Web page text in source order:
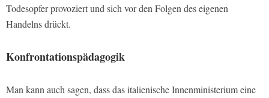
Todesopfer provoziert und sich vor den Folgen des eigenen
Handelns drückt.
Konfrontationspädagogik
Man kann auch sagen, dass das italienische Innenministerium eine